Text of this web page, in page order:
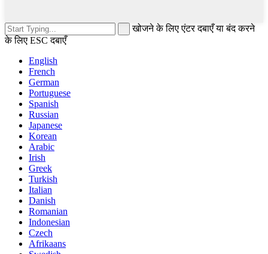
खोजने के लिए एंटर दबाएँ या बंद करने
के लिए ESC दबाएँ
English
French
German
Portuguese
Spanish
Russian
Japanese
Korean
Arabic
Irish
Greek
Turkish
Italian
Danish
Romanian
Indonesian
Czech
Afrikaans